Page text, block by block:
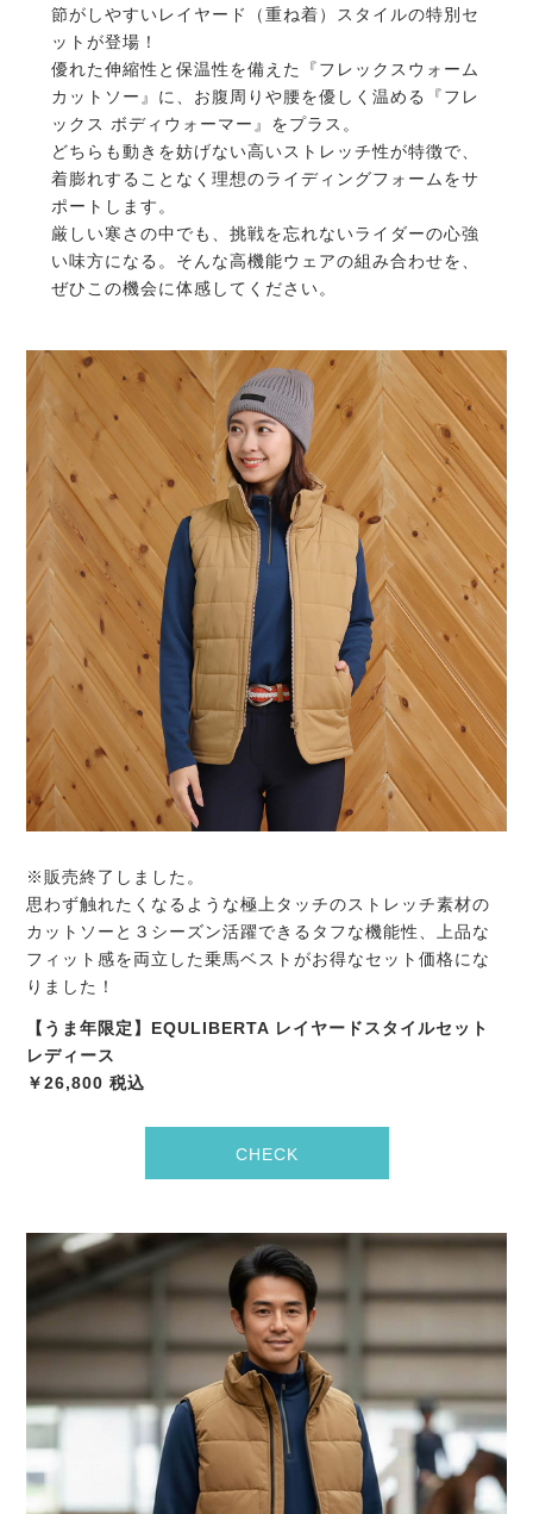
節がしやすいレイヤード（重ね着）スタイルの特別セ
ットが登場！
優れた伸縮性と保温性を備えた『フレックスウォーム
カットソー』に、お腹周りや腰を優しく温める『フレ
ックス ボディウォーマー』をプラス。
どちらも動きを妨げない高いストレッチ性が特徴で、
着膨れすることなく理想のライディングフォームをサ
ポートします。
厳しい寒さの中でも、挑戦を忘れないライダーの心強
い味方になる。そんな高機能ウェアの組み合わせを、
ぜひこの機会に体感してください。
※販売終了しました。
思わず触れたくなるような極上タッチのストレッチ素材の
カットソーと３シーズン活躍できるタフな機能性、上品な
フィット感を両立した乗馬ベストがお得なセット価格にな
りました！
【うま年限定】EQULIBERTA レイヤードスタイルセット
レディース
￥26,800 税込
CHECK